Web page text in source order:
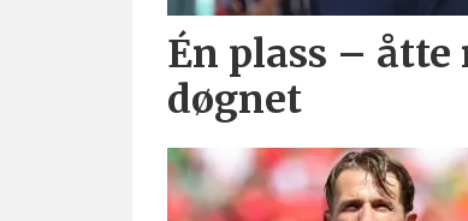
Én plass – åtte
døgnet